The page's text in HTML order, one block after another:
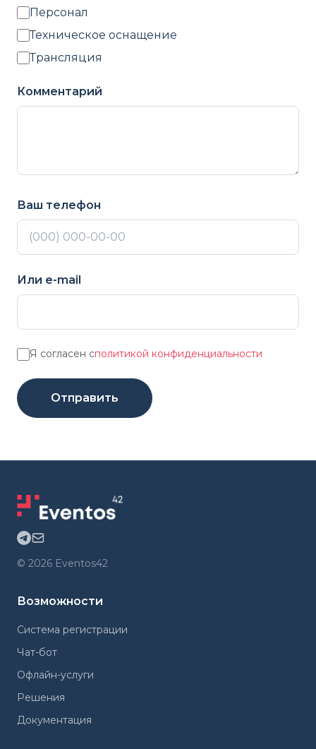
Персонал
Техническое оснащение
Трансляция
Комментарий
Ваш телефон
Или e-mail
Я согласен сполитикой конфиденциальности
Отправить
© 2026 Eventos42
Возможности
Система регистрации
Чат-бот
Офлайн-услуги
Решения
Документация